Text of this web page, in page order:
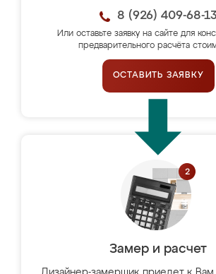
8 (926) 409-68-13
Или оставьте заявку на сайте для
предварительного расчёта
ОСТАВИТЬ ЗАЯВКУ
Замер и расчет